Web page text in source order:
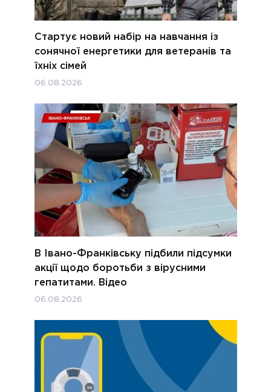
Стартує новий набір на навчання із
сонячної енергетики для ветеранів та
їхніх сімей
06.08.2026
В Івано-Франківську підбили підсумки
акції щодо боротьби з вірусними
гепатитами. Відео
06.08.2026